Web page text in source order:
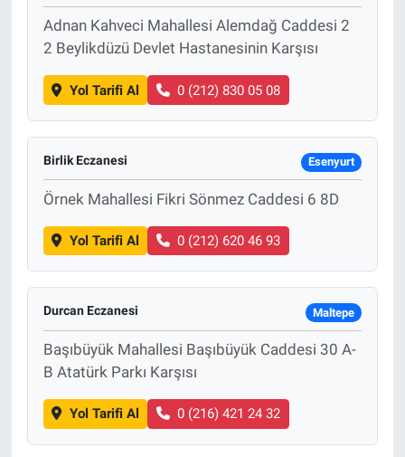
Adnan Kahveci Mahallesi Alemdağ Caddesi 2
2 Beylikdüzü Devlet Hastanesinin Karşısı
Yol Tarifi Al 0 (212) 830 05 08
Birlik Eczanesi Esenyurt
Örnek Mahallesi Fikri Sönmez Caddesi 6 8D
Yol Tarifi Al 0 (212) 620 46 93
Durcan Eczanesi Maltepe
Başıbüyük Mahallesi Başıbüyük Caddesi 30 A-
B Atatürk Parkı Karşısı
Yol Tarifi Al 0 (216) 421 24 32